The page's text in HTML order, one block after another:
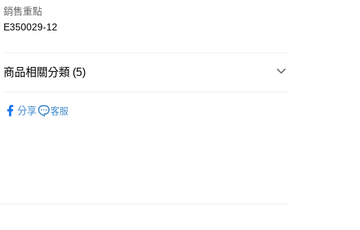
街口支付
Google Pay
銷售重點
E350029-12
商品相關分類 (5)
分享 客服